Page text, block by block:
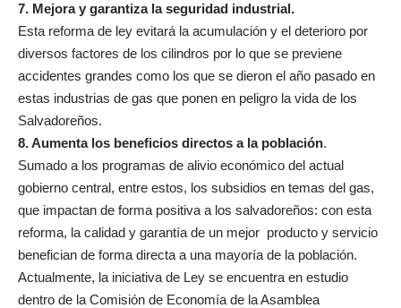
7. Mejora y garantiza la seguridad industrial.
Esta reforma de ley evitará la acumulación y el deterioro por
diversos factores de los cilindros por lo que se previene
accidentes grandes como los que se dieron el año pasado en
estas industrias de gas que ponen en peligro la vida de los
Salvadoreños.
8. Aumenta los beneficios directos a la población.
Sumado a los programas de alivio económico del actual
gobierno central, entre estos, los subsidios en temas del gas,
que impactan de forma positiva a los salvadoreños: con esta
reforma, la calidad y garantía de un mejor producto y servicio
benefician de forma directa a una mayoría de la población.
Actualmente, la iniciativa de Ley se encuentra en estudio
dentro de la Comisión de Economía de la Asamblea